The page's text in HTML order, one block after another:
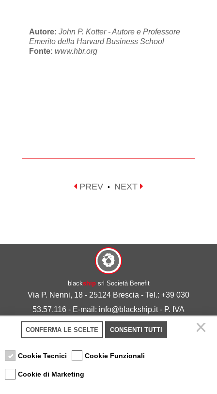
Autore: John P. Kotter - Autore e Professore
Emerito della Harvard Business School
Fonte: www.hbr.org
PREV • NEXT
blackshipsrl Società Benefit
Via P. Nenni, 18 - 25124 Brescia - Tel.: +39 030
53.57.116 - E-mail: info@blackship.it - P. IVA
03492980986
Privacy policy-Cookie policy
CONFERMA LE SCELTE CONSENTI TUTTI
Cookie Tecnici Cookie Funzionali
Cookie di Marketing